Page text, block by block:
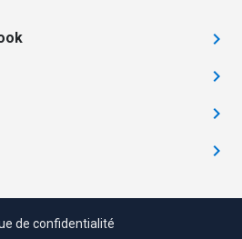
de confidentialité